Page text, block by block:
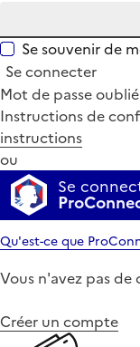
Se souvenir de
Se connecter
Mot de passe
Instructions de
instructions
ou
Se
Qu'est-ce que
Vous n'avez pas de
Créer un compte